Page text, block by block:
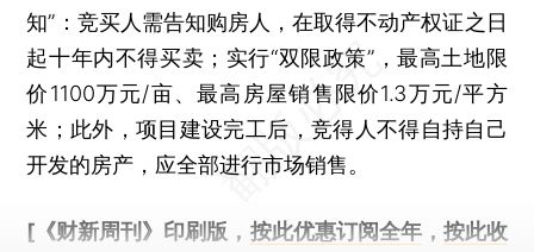
知”：竞买人需告知购房人，在取得不动产权证之日
起十年内不得买卖；实行“双限政策”，最高土地限
价1100万元/亩、最高房屋销售限价1.3万元/平方
米；此外，项目建设完工后，竞得人不得自持自己
开发的房产，应全部进行市场销售。
[《财新周刊》印刷版， 按此优惠订阅全年， 按此收